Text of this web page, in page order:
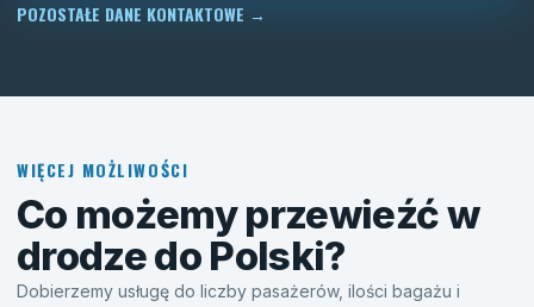
POZOSTAŁE DANE KONTAKTOWE →
WIĘCEJ MOŻLIWOŚCI
Co możemy przewieźć w
drodze do Polski?
Dobierzemy usługę do liczby pasażerów, ilości bagażu i